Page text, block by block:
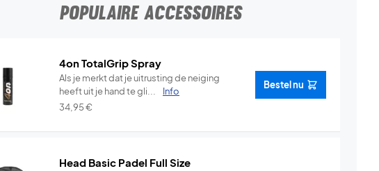
POPULAIRE ACCESSOIRES
4on TotalGrip Spray
Als je merkt dat je uitrusting de neiging
heeft uit je hand te gli...
Info
34,95€
Bestel nu
Head Basic Padel Full Size